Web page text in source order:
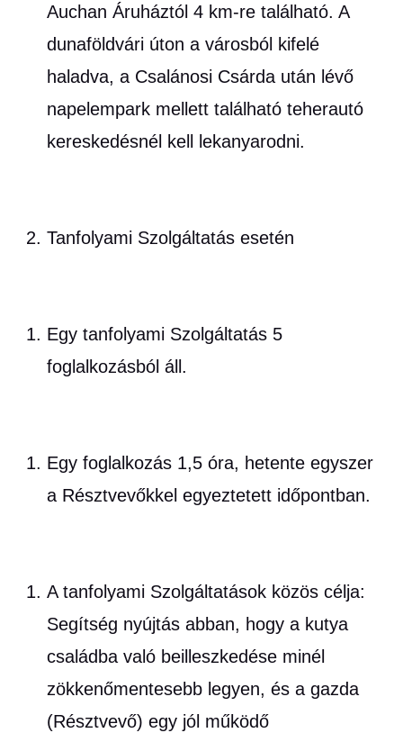
Auchan Áruháztól 4 km-re található. A
dunaföldvári úton a városból kifelé
haladva, a Csalánosi Csárda után lévő
napelempark mellett található teherautó
kereskedésnél kell lekanyarodni.
Tanfolyami Szolgáltatás esetén
Egy tanfolyami Szolgáltatás 5
foglalkozásból áll.
Egy foglalkozás 1,5 óra, hetente egyszer
a Résztvevőkkel egyeztetett időpontban.
A tanfolyami Szolgáltatások közös célja:
Segítség nyújtás abban, hogy a kutya
családba való beilleszkedése minél
zökkenőmentesebb legyen, és a gazda
(Résztvevő) egy jól működő